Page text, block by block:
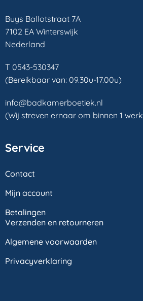
Buys Ballotstraat 7A
7102 EA Winterswijk
Nederland
T 0543-530347
(Bereikbaar van: 09.30u-17.00u)
info@badkamerboetiek.nl
(Wij streven ernaar om binnen 1
Service
Contact
Mijn account
Betalingen
Verzenden en retourneren
Algemene voorwaarden
Privacyverklaring